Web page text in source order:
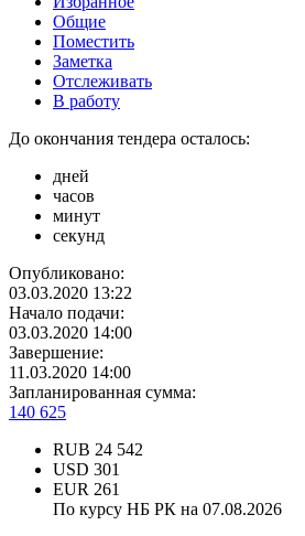
Общие
Поместить
Заметка
Отслеживать
В работу
До окончания тендера осталось:
дней
часов
минут
секунд
Опубликовано:
03.03.2020 13:22
Начало подачи:
03.03.2020 14:00
Завершение:
11.03.2020 14:00
Запланированная сумма:
140 625
RUB 24 542
USD 301
EUR 261
По курсу НБ РК на 07.08.2026